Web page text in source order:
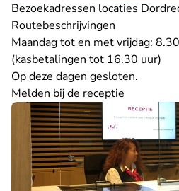
Bezoekadressen locaties
Routebeschrijvingen
Maandag tot en met vrijdag:
(kasbetalingen tot 16.30 uur)
Opdeze dagen gesloten.
Melden bij de receptie